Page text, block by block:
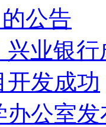
公告
兴业银
发成功
公室